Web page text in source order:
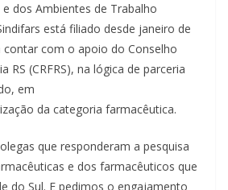
e dos Ambientes de Trabalho
está filiado desde janeiro de
contar com o apoio do Conselho
RS (CRFRS), na lógica de parceria
em
da categoria farmacêutica.
que responderam a pesquisa
e dos farmacêuticos que
do Sul. E pedimos o engajamento